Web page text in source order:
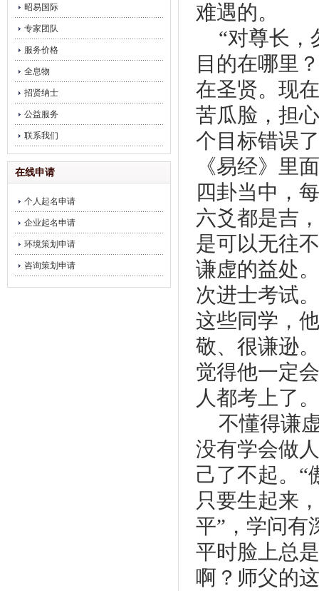
昭易国际
专家团队
服务价格
全息物
招贤纳士
公益服务
联系我们
在线申请
个人起名申请
企业起名申请
环境策划申请
咨询策划申请
难遇的。
“对尊长，
目的在哪里
在圣贤。现
苦瓜脸，担
个目标错误
《易经》里
四卦当中，
六爻都是吉
是可以无往
谦虚的益处
次进士考试
这些同学，
敬、很谦逊
觉得他一定
人都考上了。
不懂得谦
没有学会做
己了不起。“
只要生起来
平”，学问有
平时脸上总
啊？师父的